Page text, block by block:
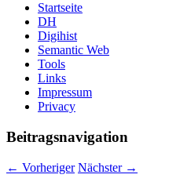
Startseite
DH
Digihist
Semantic Web
Tools
Links
Impressum
Privacy
Beitragsnavigation
← Vorheriger Nächster →